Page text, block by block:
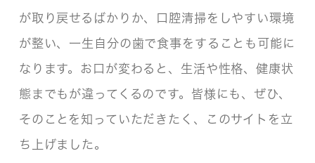
が取り戻せるばかりか、口腔清掃をしやすい環境
が整い、一生自分の歯で食事をすることも可能に
なります。お口が変わると、生活や性格、健康状
態までもが違ってくるのです。皆様にも、ぜひ、
そのことを知っていただきたく、このサイトを立
ち上げました。